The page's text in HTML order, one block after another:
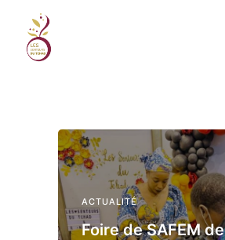
ACTUALITÉ
Foire de SAFEM de